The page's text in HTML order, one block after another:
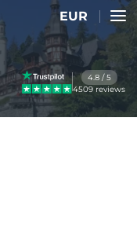
EUR
4.8 / 5
4509 reviews